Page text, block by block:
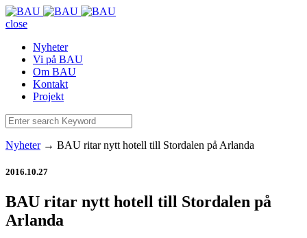
close
Nyheter
Vi på BAU
Om BAU
Kontakt
Projekt
Nyheter→ BAU ritar nytt hotell till Stordalen på Arlanda
2016.10.27
BAU ritar nytt hotell till Stordalen på
Arlanda